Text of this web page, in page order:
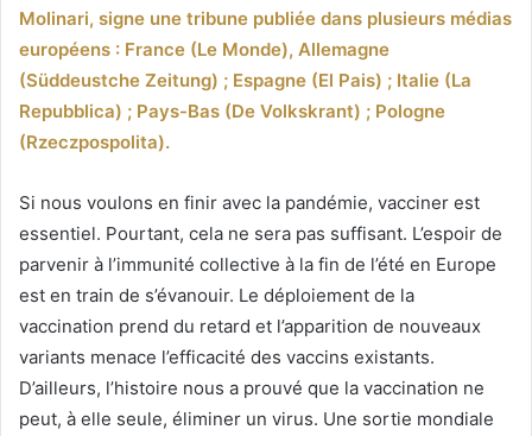
Molinari, signe une tribune publiée dans plusieurs médias
européens : France (Le Monde), Allemagne
(Süddeustche Zeitung) ; Espagne (El Pais) ; Italie (La
Repubblica) ; Pays-Bas (De Volkskrant) ; Pologne
(Rzeczpospolita).
Si nous voulons en finir avec la pandémie, vacciner est
essentiel. Pourtant, cela ne sera pas suffisant. L’espoir de
parvenir à l’immunité collective à la fin de l’été en Europe
est en train de s’évanouir. Le déploiement de la
vaccination prend du retard et l’apparition de nouveaux
variants menace l’efficacité des vaccins existants.
D’ailleurs, l’histoire nous a prouvé que la vaccination ne
peut, à elle seule, éliminer un virus. Une sortie mondiale